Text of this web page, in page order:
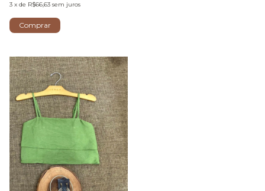
3 x de R$66,63 sem juros
Comprar